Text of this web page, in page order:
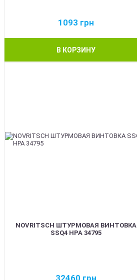
1093 грн
В КОРЗИНУ
NOVRITSCH ШТУРМОВАЯ ВИНТОВКА
SSQ4 HPA 34795
32460 грн